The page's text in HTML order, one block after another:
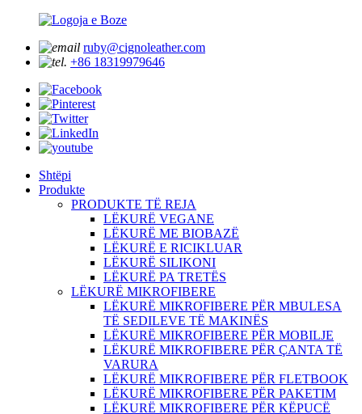
ruby@cignoleather.com
+86 18319979646
Shtëpi
Produkte
PRODUKTE TË REJA
LËKURË VEGANE
LËKURË ME BIOBAZË
LËKURË E RICIKLUAR
LËKURË SILIKONI
LËKURË PA TRETËS
LËKURË MIKROFIBERE
LËKURË MIKROFIBERE PËR MBULESA
TË SEDILEVE TË MAKINËS
LËKURË MIKROFIBERE PËR MOBILJE
LËKURË MIKROFIBERE PËR ÇANTA TË
VARURA
LËKURË MIKROFIBERE PËR FLETBOOK
LËKURË MIKROFIBERE PËR PAKETIM
LËKURË MIKROFIBERE PËR KËPUCË